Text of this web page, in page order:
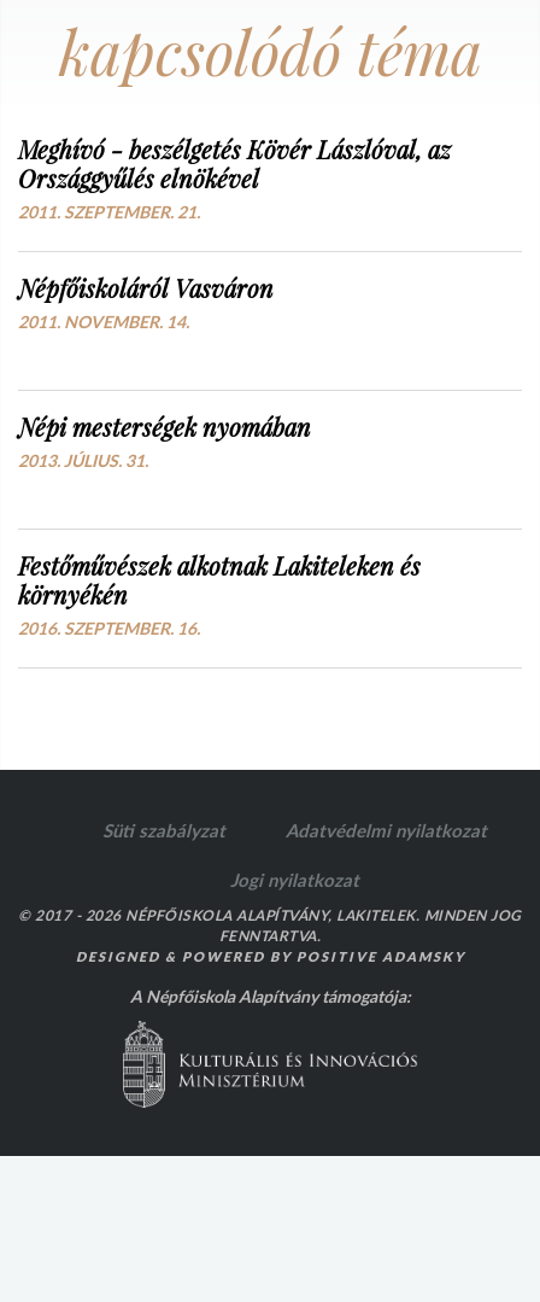
kapcsolódó téma
Meghívó - beszélgetés Kövér Lászlóval, az
Országgyűlés elnökével
2011. SZEPTEMBER. 21.
Népfőiskoláról Vasváron
2011. NOVEMBER. 14.
Népi mesterségek nyomában
2013. JÚLIUS. 31.
Festőművészek alkotnak Lakiteleken és
környékén
2016. SZEPTEMBER. 16.
Süti szabályzat Adatvédelmi nyilatkozat
Jogi nyilatkozat
© 2017 - 2026 NÉPFŐISKOLA ALAPÍTVÁNY, LAKITELEK. MINDEN JOG
FENNTARTVA.
DESIGNED & POWERED BY POSITIVE ADAMSKY
A Népfőiskola Alapítvány támogatója: